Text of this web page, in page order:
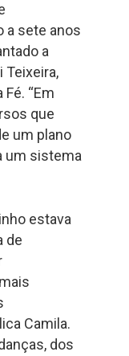
a sete anos
a
Teixeira,
“Em
que
um plano
um sistema
estava
de
Camila.
dos